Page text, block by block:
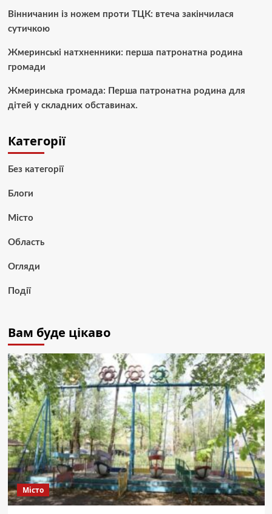
Вінничанин із ножем проти ТЦК: втеча закінчилася
сутичкою
Жмеринські натхненники: перша патронатна родина
громади
Жмеринська громада: Перша патронатна родина для
дітей у складних обставинах.
Категорії
Без категорії
Блоги
Місто
Область
Огляди
Події
Вам буде цікаво
Місто